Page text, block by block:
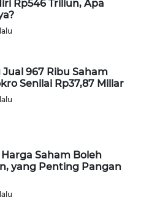
Rp546 Triliun, Apa
967 Ribu Saham
Senilai Rp37,87 Miliar
Saham Boleh
yang Penting Pangan